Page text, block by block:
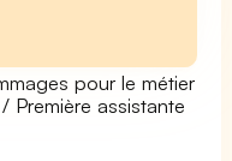
pour le métier
Première assistante